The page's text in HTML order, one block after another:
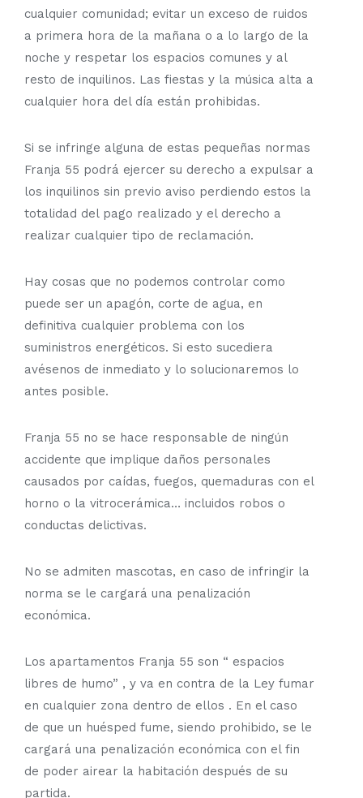
cualquier comunidad; evitar un exceso de ruidos
a primera hora de la mañana o a lo largo de la
noche y respetar los espacios comunes y al
resto de inquilinos. Las fiestas y la música alta a
cualquier hora del día están prohibidas.
Si se infringe alguna de estas pequeñas normas
Franja 55 podrá ejercer su derecho a expulsar a
los inquilinos sin previo aviso perdiendo estos la
totalidad del pago realizado y el derecho a
realizar cualquier tipo de reclamación.
Hay cosas que no podemos controlar como
puede ser un apagón, corte de agua, en
definitiva cualquier problema con los
suministros energéticos. Si esto sucediera
avésenos de inmediato y lo solucionaremos lo
antes posible.
Franja 55 no se hace responsable de ningún
accidente que implique daños personales
causados por caídas, fuegos, quemaduras con el
horno o la vitrocerámica… incluidos robos o
conductas delictivas.
No se admiten mascotas, en caso de infringir la
norma se le cargará una penalización
económica.
Los apartamentos Franja 55 son “ espacios
libres de humo” , y va en contra de la Ley fumar
en cualquier zona dentro de ellos . En el caso
de que un huésped fume, siendo prohibido, se le
cargará una penalización económica con el fin
de poder airear la habitación después de su
partida.